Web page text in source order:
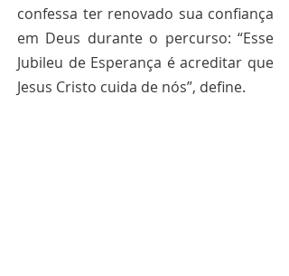
confessa ter renovado sua confiança
em Deus durante o percurso: “Esse
Jubileu de Esperança é acreditar que
Jesus Cristo cuida de nós”, define.